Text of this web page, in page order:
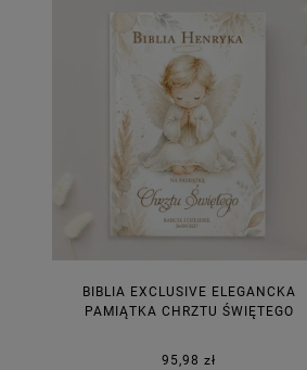
BIBLIA EXCLUSIVE ELEGANCKA
PAMIĄTKA CHRZTU ŚWIĘTEGO
95,98 zł